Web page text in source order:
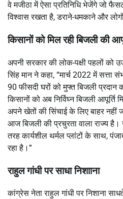
वे मजीठा में ऐसा प्रतिनिधि भेजेंगे जो
विश्वास रखता है, डराने-धमकाने और
किसानों को मिल रही बिजली की
अपनी सरकार की लोक-पक्षी पहलों को
सिंह मान ने कहा, “मार्च 2022 में सत्ता
90 फीसदी घरों को मुफ्त बिजली प्रदान
किसानों को अब निर्विघ्न बिजली आपूर्ति
अपने खेतों की सिंचाई के लिए बाहर नहीं
आज बिजली की प्रचुरता वाला राज्य
तरह कार्यशील थर्मल प्लांटों के साथ,
रहा है।”
राहुल गांधी पर साधा निशााना
कांग्रेस नेता राहुल गांधी पर निशाना